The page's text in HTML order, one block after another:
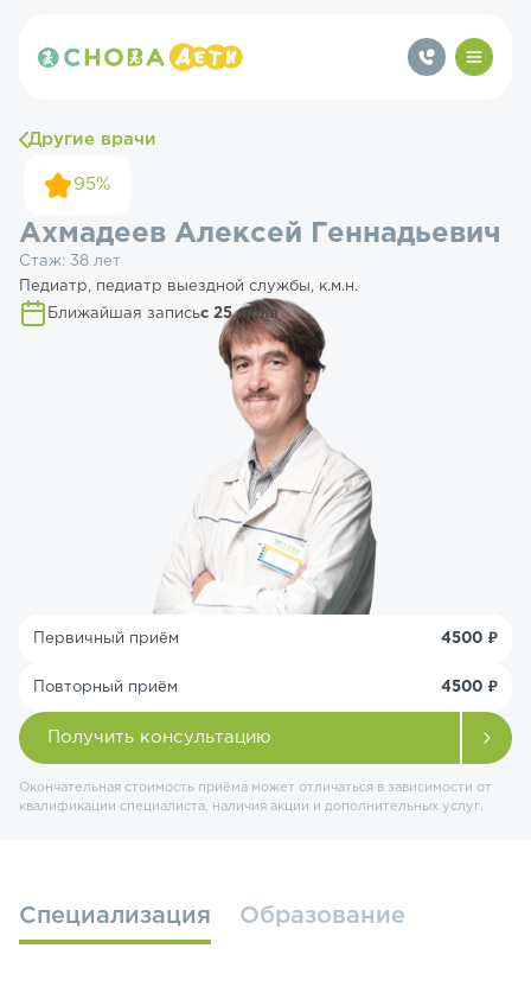
Другие врачи
95%
Ахмадеев Алексей Геннадьевич
Стаж: 38 лет
Педиатр, педиатр выездной службы, к.м.н.
Ближайшая записьс 25 июля
Первичный приём 4500 ₽
Повторный приём 4500 ₽
Получить консультацию
Окончательная стоимость приёма может отличаться в зависимости от
квалификации специалиста, наличия акции и дополнительных услуг.
Специализация Образование